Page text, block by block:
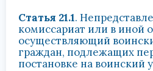
Статья 21.1.
комиссариат или в иной
осуществляющий
граждан, подлежащих
постановке на воинский